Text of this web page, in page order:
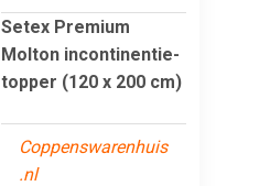
Setex Premium
Molton incontinentie-
topper (120 x 200 cm)
Coppenswarenhuis
.nl